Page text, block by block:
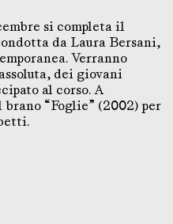
si completa il
da Laura Bersani,
Verranno
dei giovani
al corso. A
“Foglie” (2002) per